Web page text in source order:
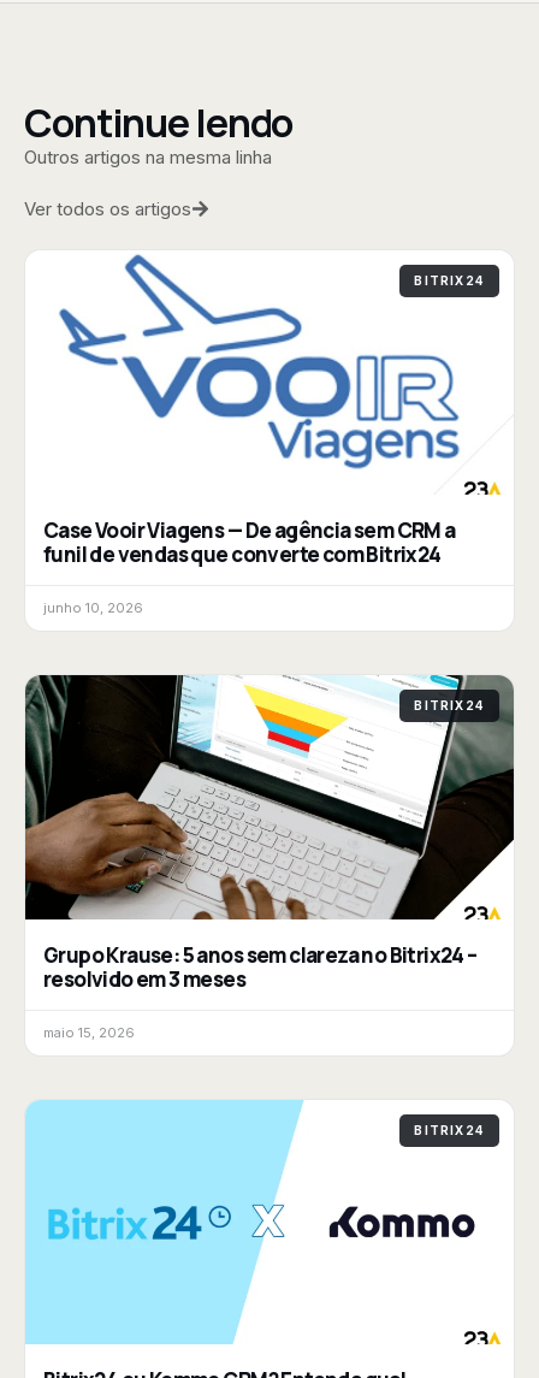
Continue lendo
Outros artigos na mesma linha
Ver todos os artigos
BITRIX24
Case Vooir Viagens — De agência sem CRM a
funil de vendas que converte com Bitrix24
junho 10, 2026
BITRIX24
Grupo Krause: 5 anos sem clareza no Bitrix24 –
resolvido em 3 meses
maio 15, 2026
BITRIX24